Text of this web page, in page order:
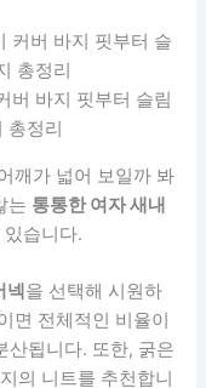
버 바지 핏부터 슬림
정리
깨가 넓어 보일까 봐
는 통통한 여자 새내
있습니다.
넥 을 선택해 시원하
면 전체적인 비율이
산됩니다. 또한, 굵은
의 니트를 추천합니